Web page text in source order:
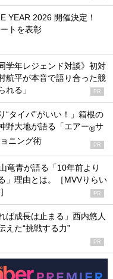
YEAR 2026 開催決定！
トを表彰
学年レジェンド対談》初対
航平が本音で語り合った競
れる」
PR
“タイパ”がいい！」箱根の
野大地が語る「エアー®サ
ニング術 PR
竜青が語る「10年前より
」理由とは。［MVVりらい
PR
ば成長は止まる」西内悠人
えた“挑戦する力”
PR